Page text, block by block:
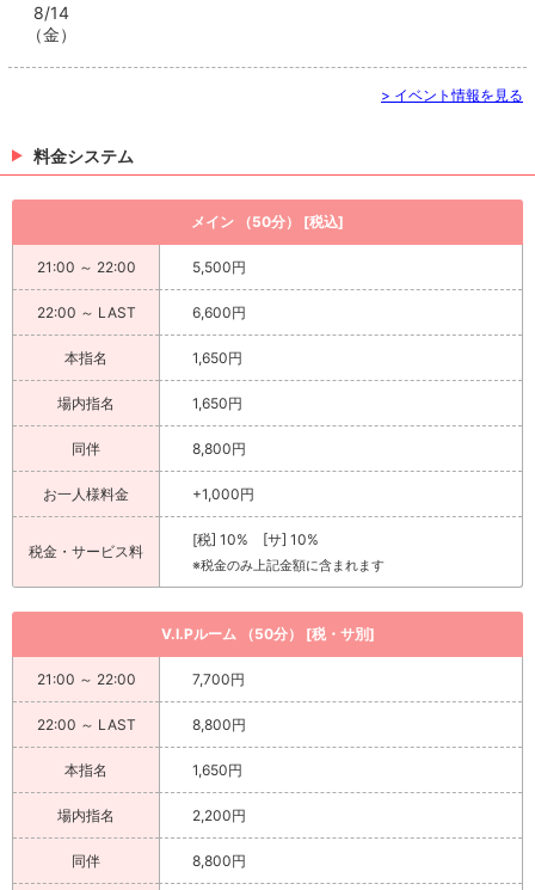
8/14
（金）
> イベント情報を見る
料金システム
メイン （50分） [税込]
21:00 ～ 22:00 5,500円
22:00 ～ LAST 6,600円
本指名 1,650円
場内指名 1,650円
同伴 8,800円
お一人様料金 +1,000円
税金・サービス料
[税] 10% [サ] 10%
※税金のみ上記金額に含まれます
V.I.Pルーム （50分） [税・サ別]
21:00 ～ 22:00 7,700円
22:00 ～ LAST 8,800円
本指名 1,650円
場内指名 2,200円
同伴 8,800円